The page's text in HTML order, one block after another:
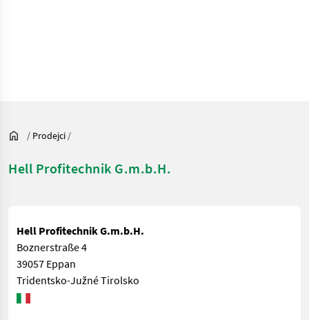
/ Prodejci /
Hell Profitechnik G.m.b.H.
Hell Profitechnik G.m.b.H.
Boznerstraße 4
39057 Eppan
Tridentsko-Južné Tirolsko